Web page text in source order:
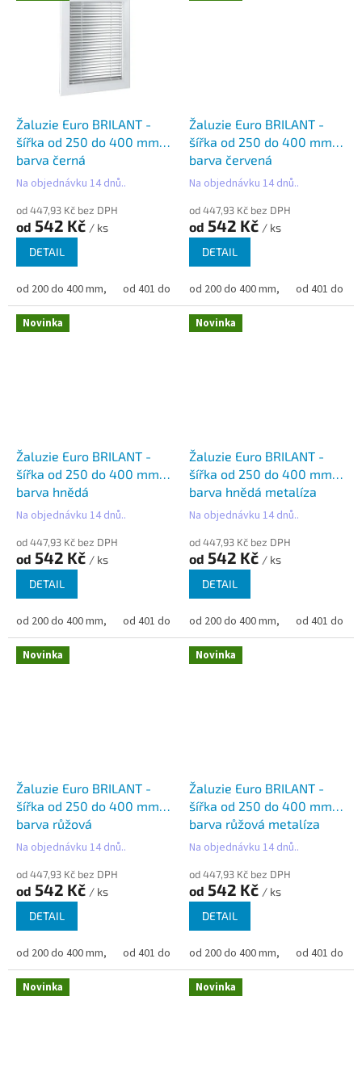
Žaluzie Euro BRILANT -
šířka od 250 do 400 mm -
barva černá
Na objednávku 14 dnů..
od 447,93 Kč bez DPH
od 542 Kč / ks
DETAIL
od 200 do 400 mm, od 401 do 500 mm, od 501 do 600 mm, od
Žaluzie Euro BRILANT -
šířka od 250 do 400 mm -
barva červená
Na objednávku 14 dnů..
od 447,93 Kč bez DPH
od 542 Kč / ks
DETAIL
od 200 do 400 mm, od 401 do
Novinka
Žaluzie Euro BRILANT -
šířka od 250 do 400 mm -
barva hnědá
Na objednávku 14 dnů..
od 447,93 Kč bez DPH
od 542 Kč / ks
DETAIL
od 200 do 400 mm, od 401 do 500 mm, od 501 do 600 mm, od
Novinka
Žaluzie Euro BRILANT -
šířka od 250 do 400 mm -
barva hnědá metalíza
Na objednávku 14 dnů..
od 447,93 Kč bez DPH
od 542 Kč / ks
DETAIL
od 200 do 400 mm, od 401 do
Novinka
Žaluzie Euro BRILANT -
šířka od 250 do 400 mm -
barva růžová
Na objednávku 14 dnů..
od 447,93 Kč bez DPH
od 542 Kč / ks
DETAIL
od 200 do 400 mm, od 401 do 500 mm, od 501 do 600 mm, od
Novinka
Žaluzie Euro BRILANT -
šířka od 250 do 400 mm -
barva růžová metalíza
Na objednávku 14 dnů..
od 447,93 Kč bez DPH
od 542 Kč / ks
DETAIL
od 200 do 400 mm, od 401 do
Novinka Novinka